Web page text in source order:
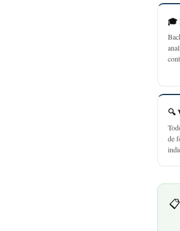
🎓
🔍
de
📋